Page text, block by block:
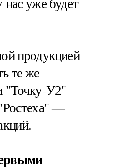
уже будет
продукцией
те же
"Точку-У2" —
—